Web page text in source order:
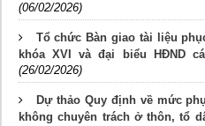
(06/02/2026)
Tổ chức Bàn giao tài liệu
khóa XVI và đại biểu HĐND
(26/02/2026)
Dự thảo Quy định về mức
không chuyên trách ở thôn, tổ